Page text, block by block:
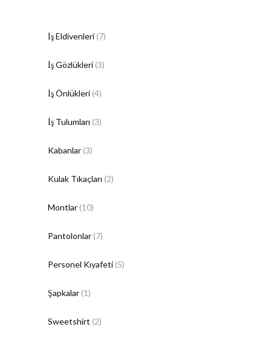
İş Eldivenleri (7)
İş Gözlükleri (3)
İş Önlükleri (4)
İş Tulumları (3)
Kabanlar (3)
Kulak Tıkaçları (2)
Montlar (10)
Pantolonlar (7)
Personel Kıyafeti (5)
Şapkalar (1)
Sweetshirt (2)